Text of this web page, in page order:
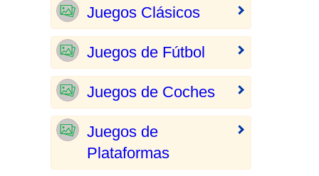
Juegos Clásicos
Juegos de Fútbol
Juegos de Coches
Juegos de
Plataformas